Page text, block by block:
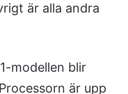
är alla andra
modellen blir
är upp